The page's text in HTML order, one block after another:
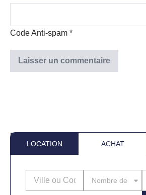
Code Anti-spam *
LOCATION ACHAT
Nombre de